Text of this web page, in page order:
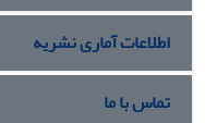
اطلاعات آماری نشریه
تماس با ما